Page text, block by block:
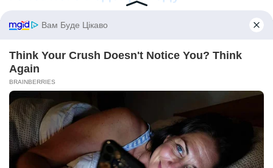
Point Lviv
Сайт працює на WordPress|Тема:Newsesза
Themeansar.
Home
Про нас